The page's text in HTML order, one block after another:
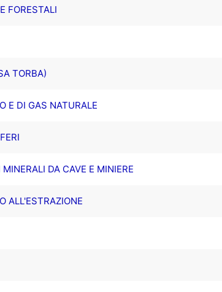
FORESTALI
TORBA)
E DI GAS NATURALE
DA CAVE E MINIERE
ALL'ESTRAZIONE